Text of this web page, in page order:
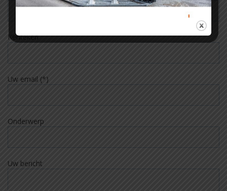
Kenteken
Uw email (*)
Onderwerp
Uw bericht